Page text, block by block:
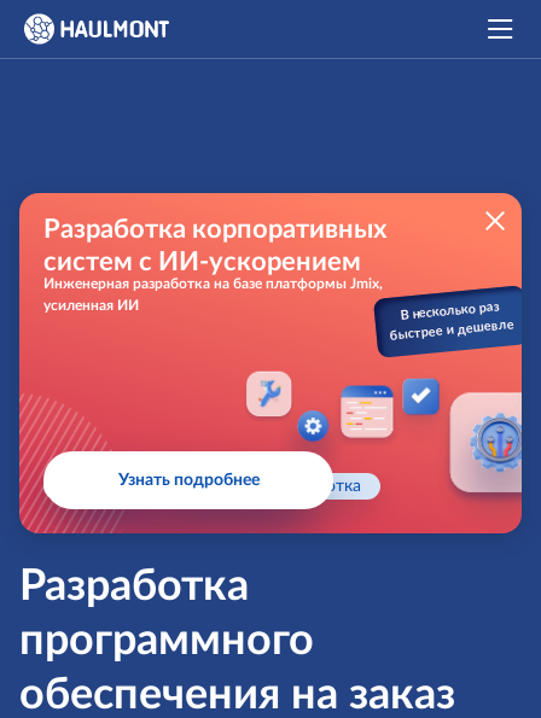
В несколько раз
быстрее и дешевле
Разработка корпоративных
систем с ИИ-ускорением
Инженерная разработка на базе платформы Jmix,
усиленная ИИ
Узнать подробнее
Главная Заказная разработка
Разработка
программного
обеспечения на заказ